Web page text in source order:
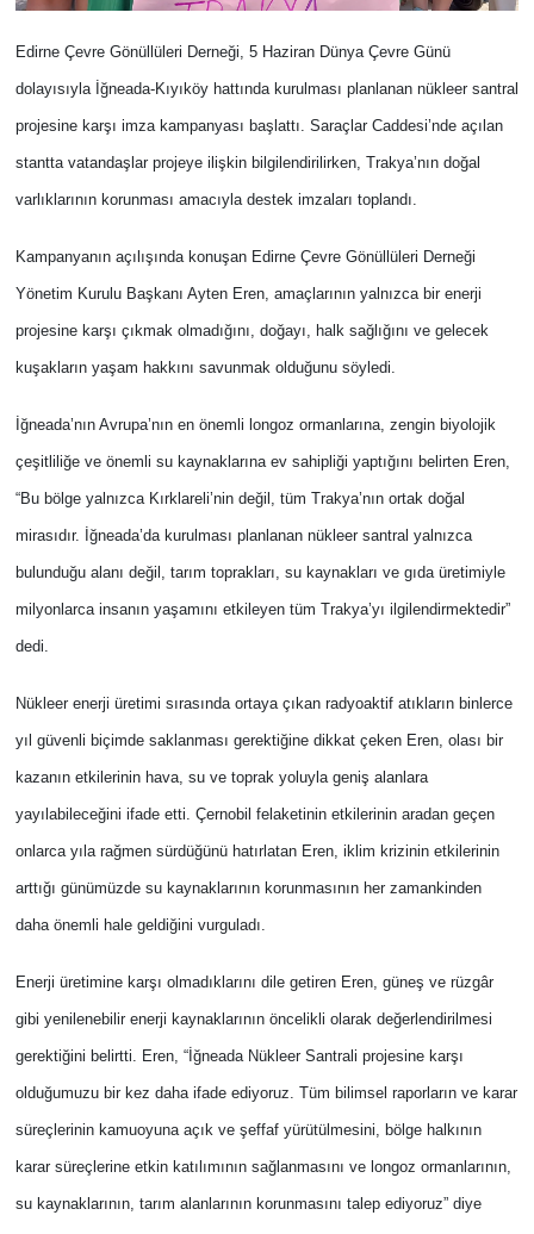
Edirne Çevre Gönüllüleri Derneği, 5 Haziran Dünya Çevre Günü
dolayısıyla İğneada-Kıyıköy hattında kurulması planlanan nükleer santral
projesine karşı imza kampanyası başlattı. Saraçlar Caddesi’nde açılan
stantta vatandaşlar projeye ilişkin bilgilendirilirken, Trakya’nın doğal
varlıklarının korunması amacıyla destek imzaları toplandı.
Kampanyanın açılışında konuşan Edirne Çevre Gönüllüleri Derneği
Yönetim Kurulu Başkanı Ayten Eren, amaçlarının yalnızca bir enerji
projesine karşı çıkmak olmadığını, doğayı, halk sağlığını ve gelecek
kuşakların yaşam hakkını savunmak olduğunu söyledi.
İğneada’nın Avrupa’nın en önemli longoz ormanlarına, zengin biyolojik
çeşitliliğe ve önemli su kaynaklarına ev sahipliği yaptığını belirten Eren,
“Bu bölge yalnızca Kırklareli’nin değil, tüm Trakya’nın ortak doğal
mirasıdır. İğneada’da kurulması planlanan nükleer santral yalnızca
bulunduğu alanı değil, tarım toprakları, su kaynakları ve gıda üretimiyle
milyonlarca insanın yaşamını etkileyen tüm Trakya’yı ilgilendirmektedir”
dedi.
Nükleer enerji üretimi sırasında ortaya çıkan radyoaktif atıkların binlerce
yıl güvenli biçimde saklanması gerektiğine dikkat çeken Eren, olası bir
kazanın etkilerinin hava, su ve toprak yoluyla geniş alanlara
yayılabileceğini ifade etti. Çernobil felaketinin etkilerinin aradan geçen
onlarca yıla rağmen sürdüğünü hatırlatan Eren, iklim krizinin etkilerinin
arttığı günümüzde su kaynaklarının korunmasının her zamankinden
daha önemli hale geldiğini vurguladı.
Enerji üretimine karşı olmadıklarını dile getiren Eren, güneş ve rüzgâr
gibi yenilenebilir enerji kaynaklarının öncelikli olarak değerlendirilmesi
gerektiğini belirtti. Eren, “İğneada Nükleer Santrali projesine karşı
olduğumuzu bir kez daha ifade ediyoruz. Tüm bilimsel raporların ve karar
süreçlerinin kamuoyuna açık ve şeffaf yürütülmesini, bölge halkının
karar süreçlerine etkin katılımının sağlanmasını ve longoz ormanlarının,
su kaynaklarının, tarım alanlarının korunmasını talep ediyoruz” diye